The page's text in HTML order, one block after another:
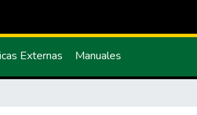
Externas Manuales